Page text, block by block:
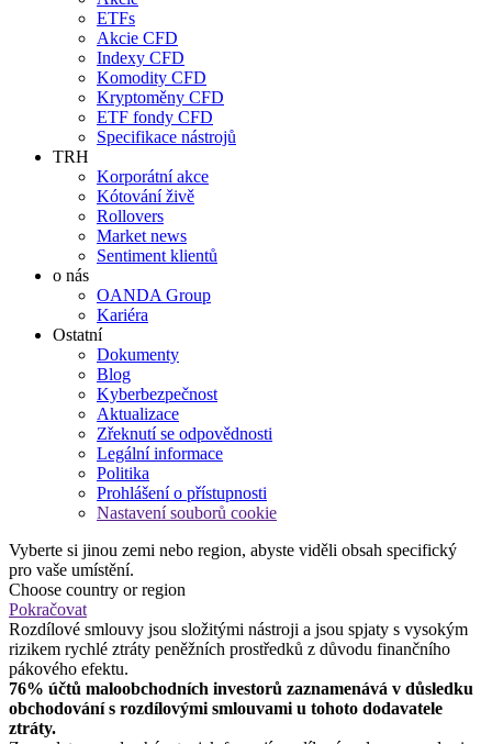
ETFs
Akcie CFD
Indexy CFD
Komodity CFD
Kryptoměny CFD
ETF fondy CFD
Specifikace nástrojů
TRH
Korporátní akce
Kótování živě
Rollovers
Market news
Sentiment klientů
o nás
OANDA Group
Kariéra
Ostatní
Dokumenty
Blog
Kyberbezpečnost
Aktualizace
Zřeknutí se odpovědnosti
Legální informace
Politika
Prohlášení o přístupnosti
Nastavení souborů cookie
Vyberte si jinou zemi nebo region, abyste viděli obsah specifický
pro vaše umístění.
Choose country or region
Pokračovat
Rozdílové smlouvy jsou složitými nástroji a jsou spjaty s vysokým
rizikem rychlé ztráty peněžních prostředků z důvodu finančního
pákového efektu.
76% účtů maloobchodních investorů zaznamenává v důsledku
obchodování s rozdílovými smlouvami u tohoto dodavatele
ztráty.